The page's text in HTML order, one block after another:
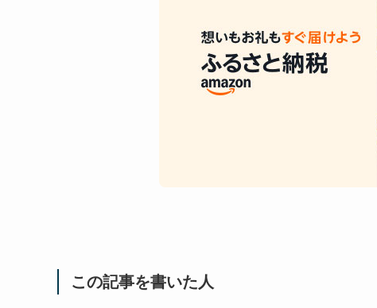
この記事を書いた人